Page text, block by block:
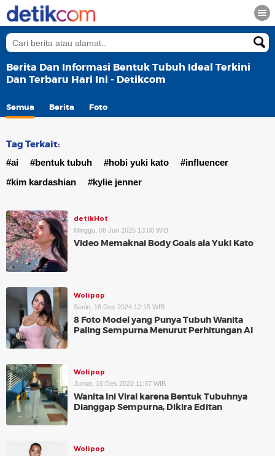
Berita Dan Informasi Bentuk Tubuh Ideal Terkini
Dan Terbaru Hari Ini - Detikcom
Semua Berita Foto
Tag Terkait:
#ai #bentuk tubuh #hobi yuki kato
#influencer
#kim kardashian
#kylie jenner
detikHot
Minggu, 08 Jun 2025 13:00 WIB
Video Memaknai Body Goals ala Yuki Kato
Wolipop
Senin, 16 Des 2024 12:15 WIB
8 Foto Model yang Punya Tubuh Wanita
Paling Sempurna Menurut Perhitungan AI
Wolipop
Jumat, 16 Des 2022 11:37 WIB
Wanita Ini Viral karena Bentuk Tubuhnya
Dianggap Sempurna, Dikira Editan
Wolipop